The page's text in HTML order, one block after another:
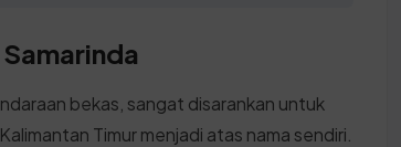
bekas, sangat disarankan untuk
Timur menjadi atas nama sendiri.